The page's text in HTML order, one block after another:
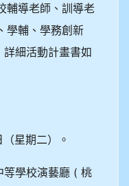
輔導老師、訓導老
學輔、學務創新
細活動計畫書如
星期二）。
等學校演藝廳 ( 桃